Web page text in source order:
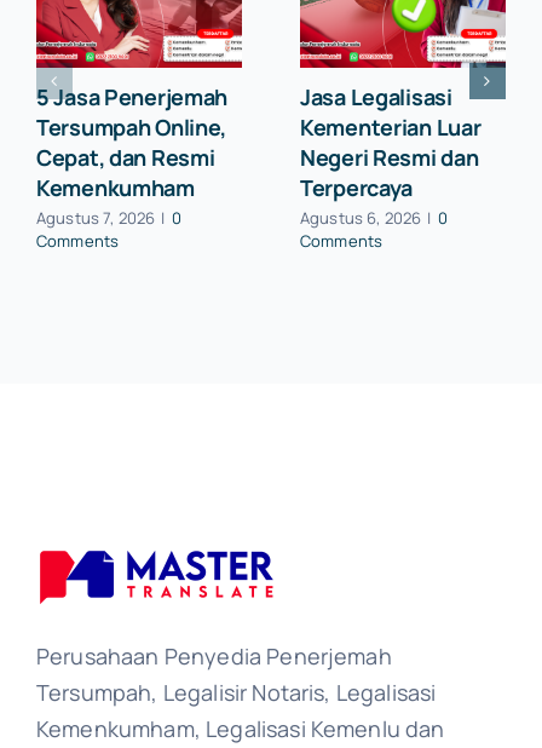
5 Jasa Penerjemah
Tersumpah Online,
Cepat, dan Resmi
Kemenkumham
Agustus 7, 2026 | 0
Comments
Jasa Legalisasi
Kementerian Luar
Negeri Resmi dan
Terpercaya
Agustus 6, 2026 | 0
Comments
Perusahaan Penyedia Penerjemah
Tersumpah, Legalisir Notaris, Legalisasi
Kemenkumham, Legalisasi Kemenlu dan